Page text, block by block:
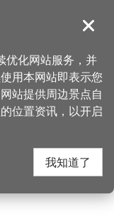
導覽
边店家
关闭
优化网站服务，并
用本网站即表示您
站提供周边景点自
位置资讯，以开启
我知道了